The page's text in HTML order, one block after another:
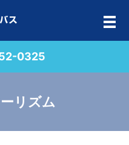
メ
0325
リズム